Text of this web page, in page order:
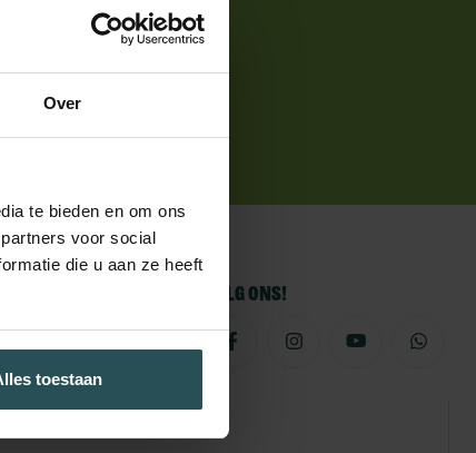
Over
te bieden en om ons
voor social
die u aan ze heeft
toestaan
Volg ons!